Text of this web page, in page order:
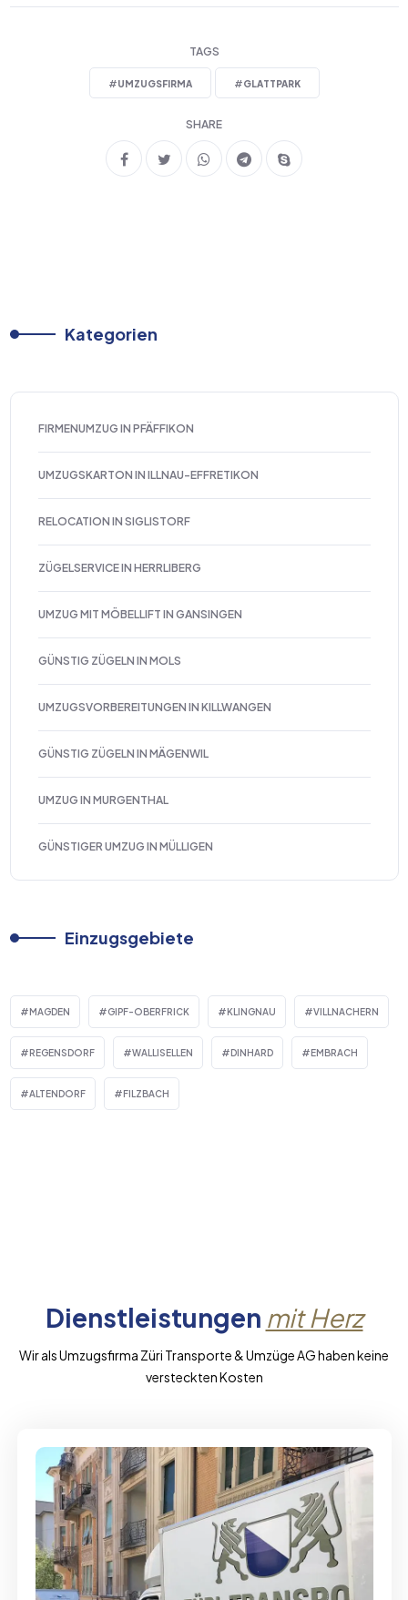
TAGS
#UMZUGSFIRMA #GLATTPARK
SHARE
Kategorien
FIRMENUMZUG IN PFÄFFIKON
UMZUGSKARTON IN ILLNAU-EFFRETIKON
RELOCATION IN SIGLISTORF
ZÜGELSERVICE IN HERRLIBERG
UMZUG MIT MÖBELLIFT IN GANSINGEN
GÜNSTIG ZÜGELN IN MOLS
UMZUGSVORBEREITUNGEN IN KILLWANGEN
GÜNSTIG ZÜGELN IN MÄGENWIL
UMZUG IN MURGENTHAL
GÜNSTIGER UMZUG IN MÜLLIGEN
Einzugsgebiete
MAGDEN GIPF-OBERFRICK KLINGNAU VILLNACHERN
REGENSDORF WALLISELLEN DINHARD EMBRACH
ALTENDORF FILZBACH
Dienstleistungen mit Herz
Wir als Umzugsfirma Züri Transporte & Umzüge AG haben keine
versteckten Kosten